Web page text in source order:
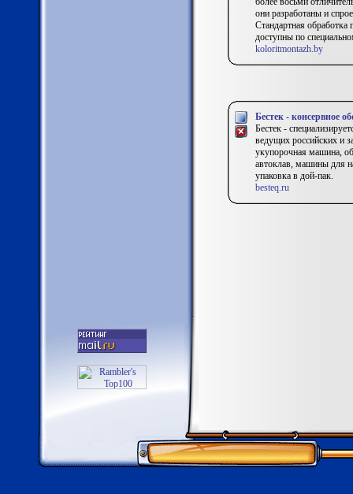
они разработаны и
Стандартная
доступны по
koloritmontazh.by
Бестек - консервное
Бестек -
ведущих российских и
укупорочная машина,
автоклав, машины для
упаковка в дой-пак.
besteq.ru